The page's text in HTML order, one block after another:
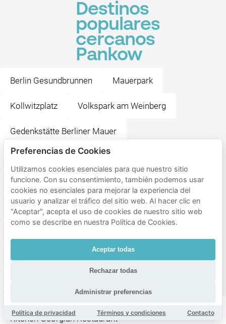
Destinos
populares
cercanos
Pankow
Berlin Gesundbrunnen Mauerpark
Kollwitzplatz Volkspark am Weinberg
Gedenkstätte Berliner Mauer
Volkspark Friedrichshain
Berlin Nordbahnhof Monsieur Vuong
Titanic Chaussee Berlin Hofbräu Wirtshaus Berlin
Madami - Mom's Vietnamesische Küche
Kin Za - Georgisches Restaurant Bistro & Street
Kitchen Georgian Restaurant
Preferencias de Cookies
Utilizamos cookies esenciales para que nuestro sitio
funcione. Con su consentimiento, también podemos usar
cookies no esenciales para mejorar la experiencia del
usuario y analizar el tráfico del sitio web. Al hacer clic en
"Aceptar", acepta el uso de cookies de nuestro sitio web
como se describe en nuestra Política de Cookies.
Aceptar todas
Rechazar todas
Administrar preferencias
Política de privacidad Términos y condiciones Contacto